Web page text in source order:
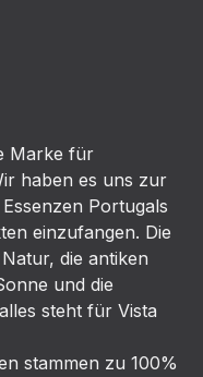
Marke für
haben es uns zur
Portugals
einzufangen. Die
die antiken
und die
steht für Vista
stammen zu 100%